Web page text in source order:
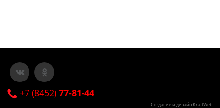
+7 (8452) 77-81-44
Создание и дизайн KraftWeb